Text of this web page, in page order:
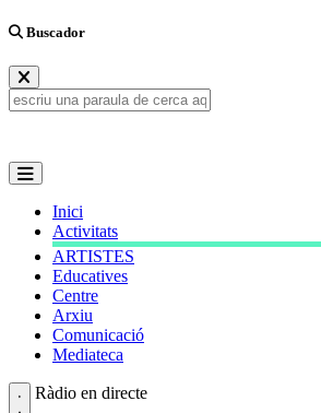
Buscador
Inici
Activitats
ARTISTES
Educatives
Centre
Arxiu
Comunicació
Mediateca
Ràdio en directe